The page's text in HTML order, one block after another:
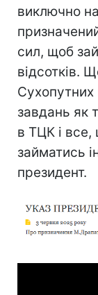
виключно
сил, щоб
відсотків.
Сухопутних
завдань як
в ТЦК і
займатись
президент.